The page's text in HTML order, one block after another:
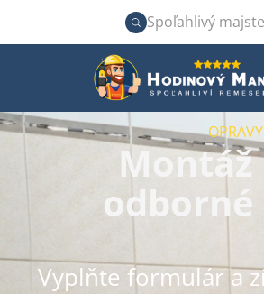
Spoľahlivý
Vyplňte formulár a